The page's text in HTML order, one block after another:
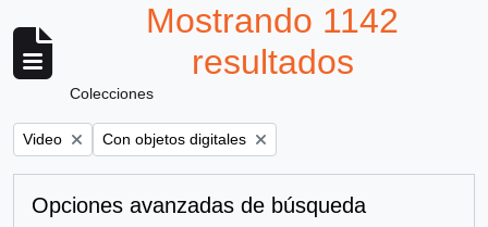
Mostrando 1142
resultados
Colecciones
Remove filter:
Video Remove filter:
Con objetos digitales
Opciones avanzadas de búsqueda